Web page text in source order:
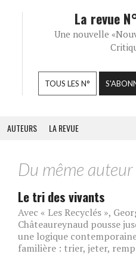
La revue
Une nouvelle
TOUS LES N°
AUTEURS LA REVUE
Du même auteur
Le tri des vivants
Avec « Les Recyclés »,
Châteaureynaud pousse
une logique
familière : trier, jeter,